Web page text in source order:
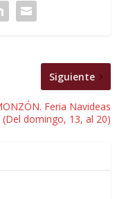
Siguiente
Feria Navideas
(Del domingo, 13, al 20)